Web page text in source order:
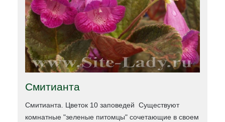
Смитианта
Смитианта. Цветок 10 заповедей Существуют
комнатные "зеленые питомцы" сочетающие в своем